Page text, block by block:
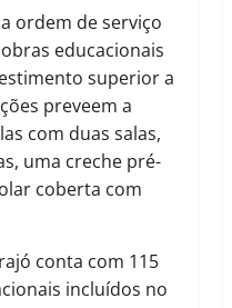
ordem de serviço
educacionais
superior a
preveem a
com duas salas,
uma creche pré-
coberta com
conta com 115
incluídos no